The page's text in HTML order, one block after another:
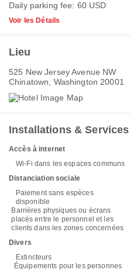
Daily parking fee: 60 USD
Voir les Détails
Lieu
525 New Jersey Avenue NW
Chinatown, Washington 20001
Installations & Services
Accès à internet
Wi-Fi dans les espaces communs
Distanciation sociale
Paiement sans espèces
disponible
Barrières physiques ou écrans
placés entre le personnel et les
clients dans les zones concernées
Divers
Extincteurs
Équipements pour les personnes